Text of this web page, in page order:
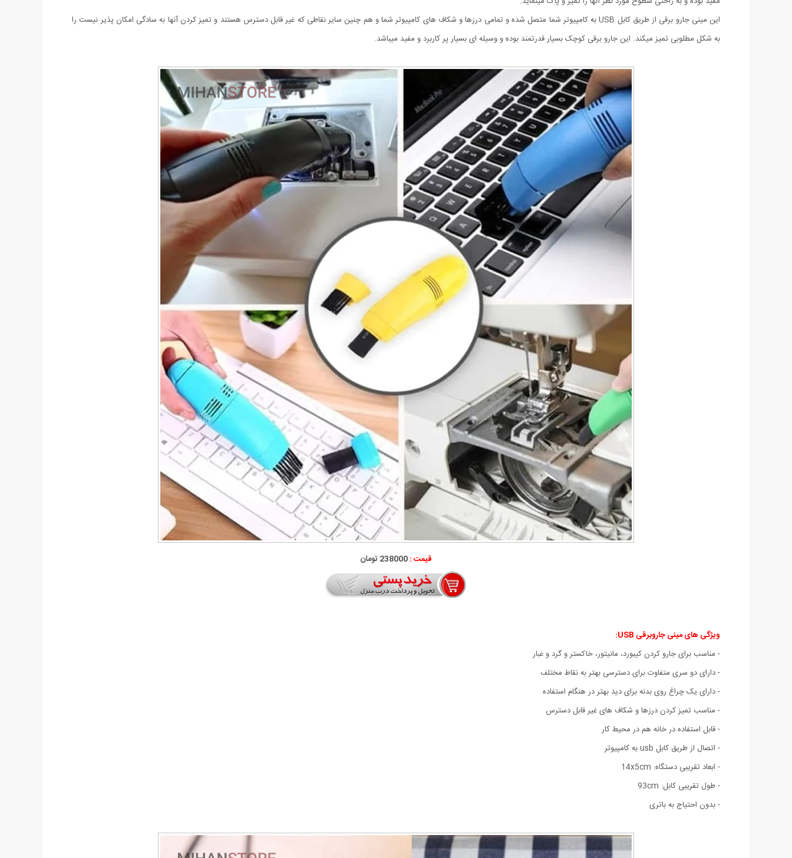
این مینی جارو برقی از طریق کابل USB به کامپیوتر شما متصل شده و تمامی درزها و شکاف های کامپیوتر شما و هم چنین سایر نقاطی که غیر قابل دسترس هستند و تمیز کردن آنها به سادگی امکان پذیر نیست را
به شکل مطلوبی تمیز میکند. این جارو برقی کوچک بسیار قدرتمند بوده و وسیله ای بسیار پر کاربرد و مفید میباشد.
قیمت :238000 تومان
ویژگی های مینی جاروبرقی USB:
- مناسب برای جارو کردن کیبورد، مانیتور، خاکستر و گرد و غبار
- دارای دو سری متفاوت برای دسترسی بهتر به نقاط مختلف
- دارای یک چراغ روی بدنه برای دید بهتر در هنگام استفاده
- مناسب تمیز کردن درزها و شکاف های غیر قابل دسترس
- قابل استفاده در خانه هم در محیط کار
- اتصال از طریق کابل usb به کامپیوتر
- ابعاد تقریبی دستگاه: 14x5cm
- طول تقریبی کابل: 93cm
- بدون احتیاج به باتری